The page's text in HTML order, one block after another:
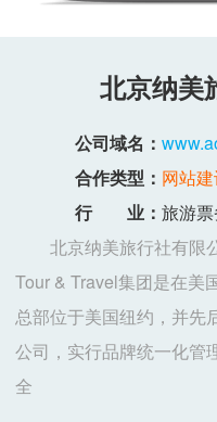
北京纳美
公司域名：
合作类型： 网站
行 业： 旅游
北京纳美旅行社有限
Tour & Travel集团是在美
总部位于美国纽约，并先
公司，实行品牌统一化管
全